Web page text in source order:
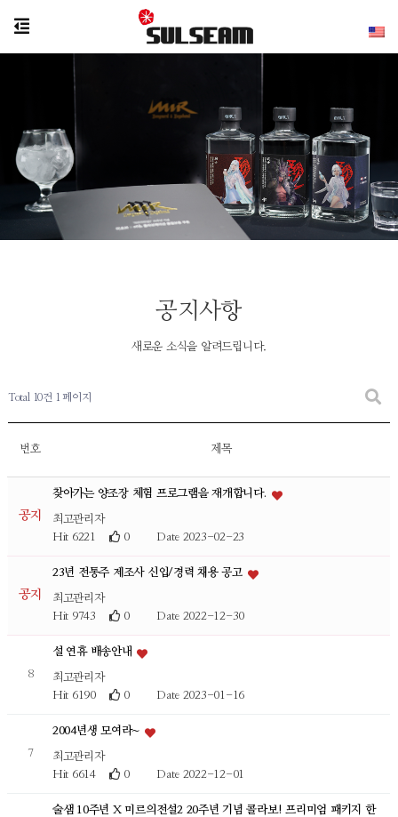
공지사항
새로운 소식을 알려드립니다.
Total 10건 1 페이지
번호 제목
공지
찾아가는 양조장 체험 프로그램을 재개합니다.
최고관리자
Hit 6221
0 Date 2023-02-23
공지
23년 전통주 제조사 신입/경력 채용 공고
최고관리자
Hit 9743
0 Date 2022-12-30
8
설 연휴 배송안내
최고관리자
Hit 6190
0 Date 2023-01-16
7
2004년생 모여라~
최고관리자
Hit 6614
0 Date 2022-12-01
술샘 10주년 X 미르의전설2 20주년 기념 콜라보! 프리미엄 패키지 한